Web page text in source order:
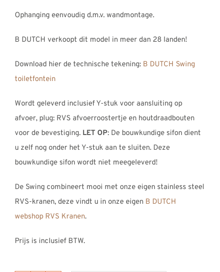
Ophanging eenvoudig d.m.v. wandmontage.
B DUTCH verkoopt dit model in meer dan 28 landen!
Download hier de technische tekening: B DUTCH Swing
toiletfontein
Wordt geleverd inclusief Y-stuk voor aansluiting op
afvoer, plug: RVS afvoerroostertje en houtdraadbouten
voor de bevestiging. LET OP: De bouwkundige sifon dient
u zelf nog onder het Y-stuk aan te sluiten. Deze
bouwkundige sifon wordt niet meegeleverd!
De Swing combineert mooi met onze eigen stainless steel
RVS-kranen, deze vindt u in onze eigen B DUTCH
webshop RVS Kranen.
Prijs is inclusief BTW.